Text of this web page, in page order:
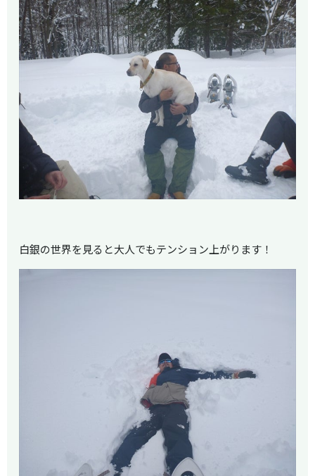
白銀の世界を見ると大人でもテンション上がります！